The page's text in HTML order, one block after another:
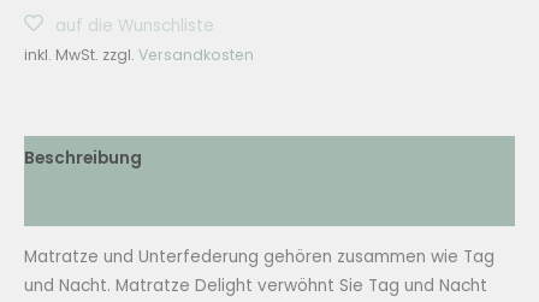
Delight
Menge
auf die Wunschliste
inkl. MwSt. zzgl. Versandkosten
Beschreibung
Matratze und Unterfederung gehören zusammen wie Tag
und Nacht. Matratze Delight verwöhnt Sie Tag und Nacht